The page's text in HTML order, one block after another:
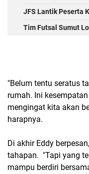
JFS Lantik Peserta
Tim Futsal Sumut
"Belum tentu seratus
rumah. Ini
mengingat kita akan
harapnya.
Di akhir Eddy
tahapan. "Tapi yang
mampu berdiri